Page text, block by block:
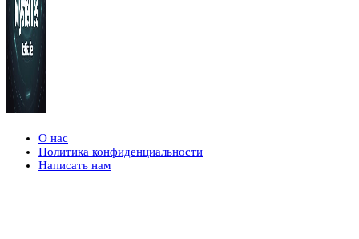
О нас
Политика конфиденциальности
Написать нам